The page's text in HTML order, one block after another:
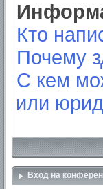
Кто
Почему
С кем
или
Вход на